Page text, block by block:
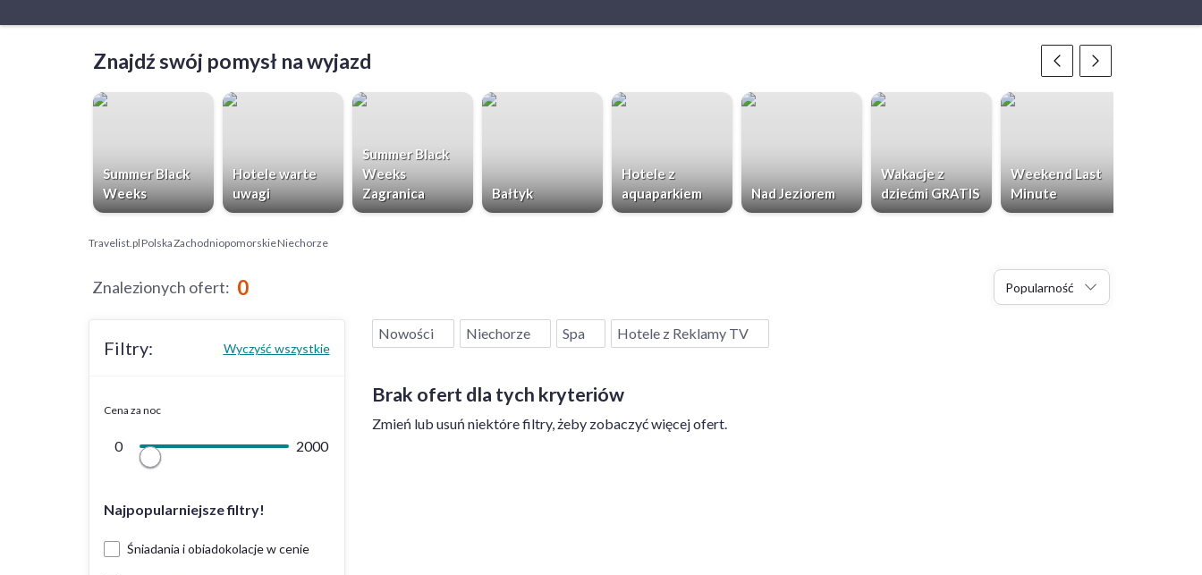
Znajdź swój pomysł na wyjazd
Summer Black
Weeks
Hotele warte
uwagi
Summer Black
Weeks
Zagranica
Bałtyk
Hotele z
aquaparkiem
Nad Jeziorem
Wakacje z
dziećmi GRATIS
Weekend Last
Minute
Travelist.plPolskaZachodniopomorskieNiechorze
Znalezionych ofert: 0 Popularność
Filtry: Wyczyść wszystkie
Cena za noc
0 2000
Najpopularniejsze filtry!
Śniadania i obiadokolacje w cenie
Nowości Niechorze Spa Hotele z Reklamy TV
Brak ofert dla tych kryteriów
Zmień lub usuń niektóre filtry, żeby zobaczyć więcej ofert.